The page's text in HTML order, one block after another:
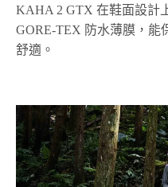
KAHA 2 GTX 在鞋面設計
GORE-TEX 防水薄膜，能
舒適。